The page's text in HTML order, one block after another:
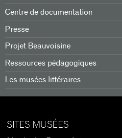
Centre de documentation
Presse
Projet Beauvoisine
Ressources pédagogiques
Les musées littéraires
SITES MUSÉES